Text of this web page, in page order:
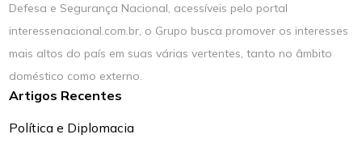
Defesa e Segurança Nacional, acessíveis pelo portal
interessenacional.com.br, o Grupo busca promover os interesses
mais altos do país em suas várias vertentes, tanto no âmbito
doméstico como externo.
Artigos Recentes
Política e Diplomacia